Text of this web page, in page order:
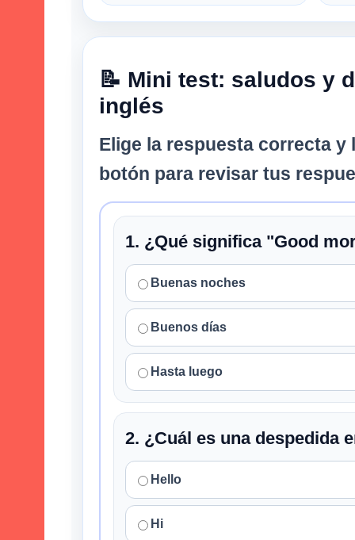
📝 Mini test: saludos y
inglés
Elige la respuesta correcta y
botón para revisar tus
1. ¿Qué significa "Good
Buenas noches
Buenos días
Hasta luego
2. ¿Cuál es una despedida
Hello
Hi